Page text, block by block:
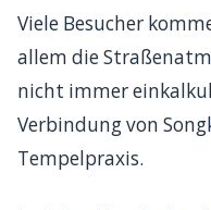
Viele Besucher
allem die
nicht immer
Verbindung von
Tempelpraxis.